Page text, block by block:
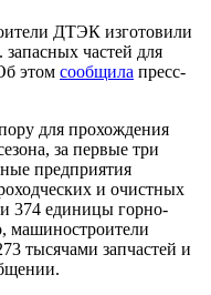
ДТЭК изготовили
частей для
этом сообщила пресс-
для прохождения
за первые три
предприятия
и очистных
374 единицы горно-
машиностроители
тысячами запчастей и